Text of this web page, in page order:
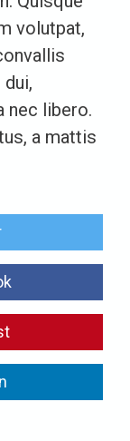
volutpat,
nec libero.
a mattis